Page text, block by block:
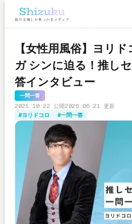
【女性用風俗】ヨリ
ガ シンに迫る！推し
答インタビュー
一問一答
2025.10.22 公開2026.06.21 更新
#ヨリドコロ
#一問一答